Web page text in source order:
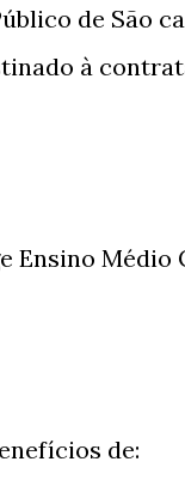
de São
à
Ensino
de: